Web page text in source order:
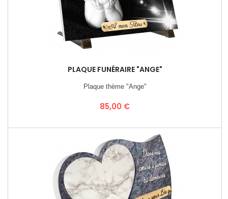
PLAQUE FUNÉRAIRE "ANGE"
Plaque thème "Ange"
Prix
85,00 €